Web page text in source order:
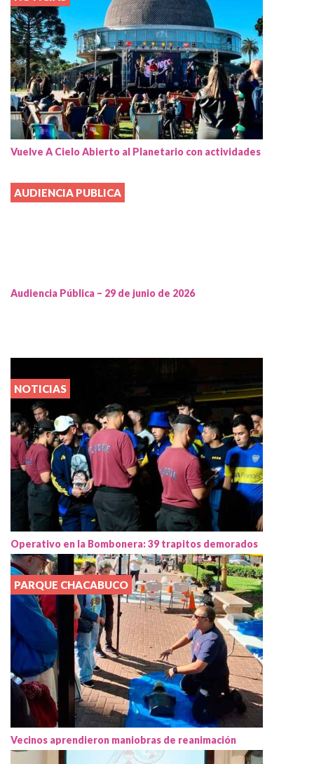
Vuelve A Cielo Abierto al Planetario con actividades
AUDIENCIA PUBLICA
Audiencia Pública – 29 de junio de 2026
NOTICIAS
Operativo en la Bombonera: 39 trapitos demorados
PARQUE CHACABUCO
Vecinos aprendieron maniobras de reanimación